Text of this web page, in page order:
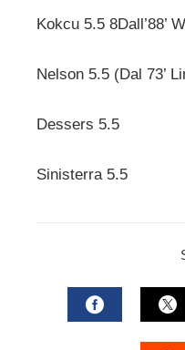
Kokcu 5.5 8Dall’88’
Nelson 5.5 (Dal 73’
Dessers 5.5
Sinisterra 5.5